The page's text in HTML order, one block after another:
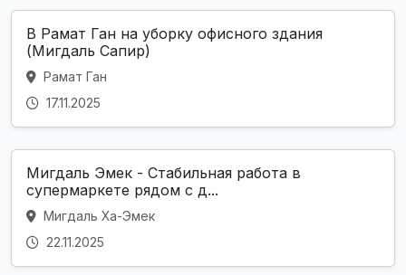
В Рамат Ган на уборку офисного здания
(Мигдаль Сапир)
Рамат Ган
17.11.2025
Мигдаль Эмек - Стабильная работа в
супермаркете рядом с д...
Мигдаль Ха-Эмек
22.11.2025